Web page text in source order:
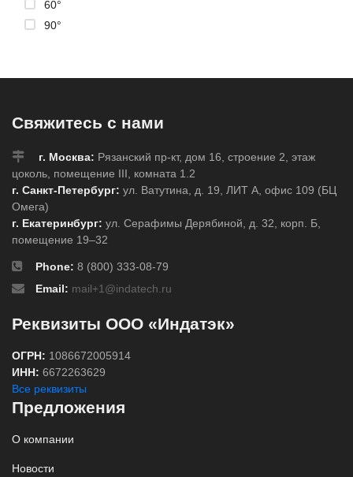
60°
90°
Свяжитесь с нами
г. Москва: Рязанский пр-кт, дом 16, строение 2, этаж
цоколь, помещение III, комната 1.2
г. Санкт-Петербург: ул. Ватутина, д. 19, ЛИТ А, офис 109 (БЦ
Омега)
г. Екатеринбург: ул. Серафимы Дерябиной, д. 32, корп. Б,
помещение 19–32
Phone: 8 (800) 333-08-79
Email: mail+1@indatech.ru
Реквизиты ООО «Индатэк»
ОГРН: 1086672005914
ИНН: 6672263629
Все реквизиты
Предложения
О компании
Новости